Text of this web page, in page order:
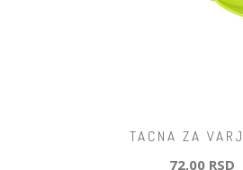
TACNA ZA
72,00 RSD